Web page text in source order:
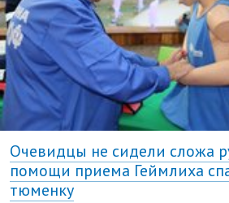
Очевидцы не сидели сложа
помощи приема Геймлиха
тюменку